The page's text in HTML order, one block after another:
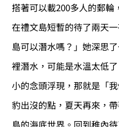
搭著可以載200多人的郵輪
在禮文島短暫的待了兩天
島可以潛水嗎？」她深思
裡潛水，可能是水溫太低
小的念頭浮現，那就是「
豹出沒的點，夏天再來，
島的海底世界。回到稚內